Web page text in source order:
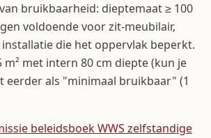
bruikbaarheid: dieptemaat ≥ 100
voldoende voor zit-meubilair,
die het oppervlak beperkt.
m² met intern 80 cm diepte (kun je
eerder als "minimaal bruikbaar" (1
beleidsboek WWS zelfstandige